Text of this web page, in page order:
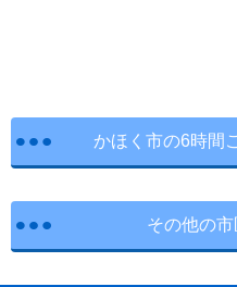
かほく市の6時間
その他の